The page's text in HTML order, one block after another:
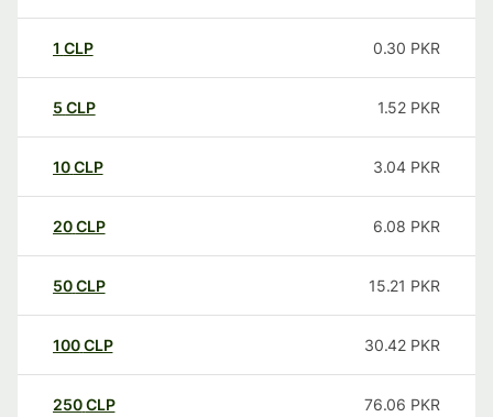
1 CLP 0.30 PKR
5 CLP 1.52 PKR
10CLP 3.04 PKR
20CLP 6.08 PKR
50CLP 15.21 PKR
100CLP 30.42 PKR
250CLP 76.06 PKR